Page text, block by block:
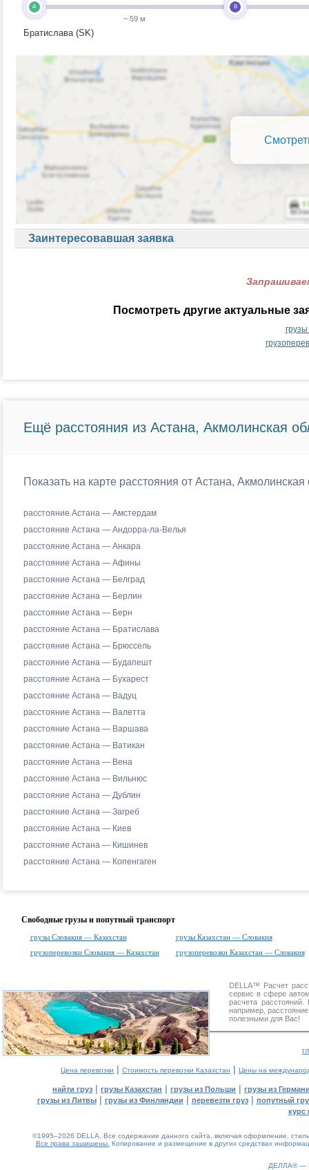
A
Братислава (SK)
~ 59 м
B
Заинтересовавшая заявка
Посмотреть другие актуальные
Ещё расстояния из Астана, Акмолинская
Показать на карте расстояния от Астана,
расстояние Астана — Амстердам
расстояние Астана — Андорра-ла-Велья
расстояние Астана — Анкара
расстояние Астана — Афины
расстояние Астана — Белград
расстояние Астана — Берлин
расстояние Астана — Берн
расстояние Астана — Братислава
расстояние Астана — Брюссель
расстояние Астана — Будапешт
расстояние Астана — Бухарест
расстояние Астана — Вадуц
расстояние Астана — Валетта
расстояние Астана — Варшава
расстояние Астана — Ватикан
расстояние Астана — Вена
расстояние Астана — Вильнюс
расстояние Астана — Дублин
расстояние Астана — Загреб
расстояние Астана — Киев
расстояние Астана — Кишинев
расстояние Астана — Копенгаген
Свободные грузы и попутный транспорт
грузы Словакия — Казахстан
грузы Казахстан — Словакия
грузоперевозки Словакия — Казахстан
грузоперевозки Казахстан — Словакия
DELLA™ Расчет
сервис в сфере
расчета
например,
полезными для Вас!
Цена перевозки | Стоимость перевозки Казахстан | Цены на
найти груз | грузы Казахстан | грузы из Польши | грузы из
грузы из Литвы| грузы из Финляндии | перевезти груз| попутный
курс
©1995–2026 DELLA. Все содержание данного сайта, включая оформление,
Все права защищены. Копирование и размещение в других средствах
ДЕЛЛА® —